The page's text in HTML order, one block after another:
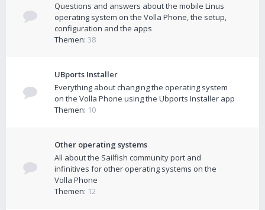
Questions and answers about the mobile Linus
operating system on the Volla Phone, the setup,
configuration and the apps
Themen: 38
UBports Installer
Everything about changing the operating system
on the Volla Phone using the Ubports Installer app
Themen: 10
Other operating systems
All about the Sailfish community port and
infinitives for other operating systems on the
Volla Phone
Themen: 12